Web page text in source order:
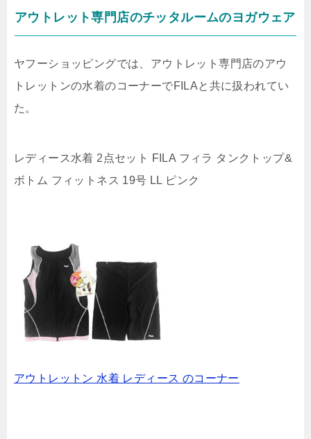
アウトレット専門店のチッタルームのヨガウェア
ヤフーショッピングでは、アウトレット専門店のアウ
トレットンの水着のコーナーでFILAと共に扱われてい
た。
レディース水着 2点セット FILA フィラ タンクトップ&
ボトム フィットネス 19号 LL ピンク
アウトレットン 水着 レディース のコーナー